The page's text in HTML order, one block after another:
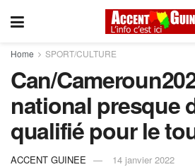
Home SPORT/CULTURE
Can/
national presque
qualifié pour le
ACCENT GUINEE 14 janvier 2022